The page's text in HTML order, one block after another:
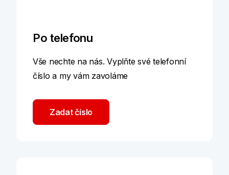
Po telefonu
Vše nechte na nás. Vyplňte své telefonní
číslo a my vám zavoláme
Zadat číslo